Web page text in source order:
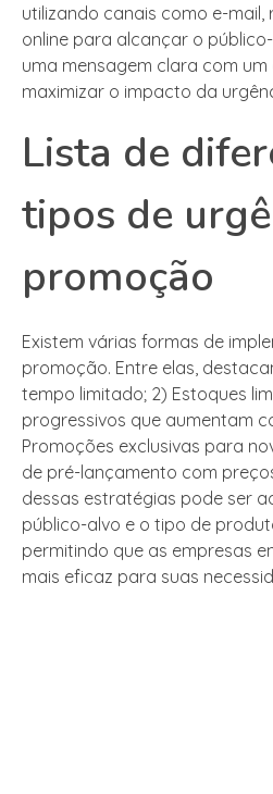
utilizando canais como e-mail,
online para alcançar o
uma mensagem clara com
maximizar o impacto da
Lista de
tipos de
promoção
Existem várias formas de
promoção. Entre elas,
tempo limitado; 2) Estoques
progressivos que aumentam
Promoções exclusivas para
de pré-lançamento com
dessas estratégias pode ser
público-alvo e o tipo de
permitindo que as empresas
mais eficaz para suas